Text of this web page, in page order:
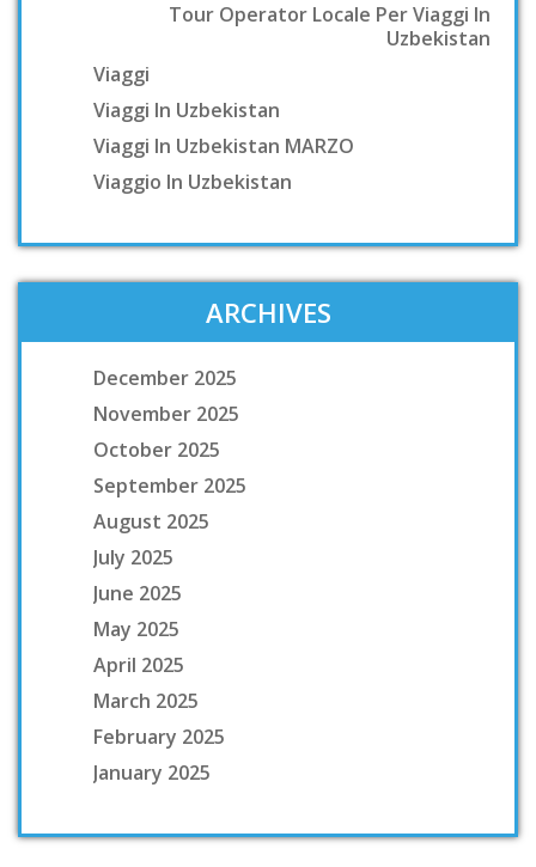
Tour Operator Locale Per Viaggi In
Uzbekistan
Viaggi
Viaggi In Uzbekistan
Viaggi In Uzbekistan MARZO
Viaggio In Uzbekistan
ARCHIVES
December 2025
November 2025
October 2025
September 2025
August 2025
July 2025
June 2025
May 2025
April 2025
March 2025
February 2025
January 2025